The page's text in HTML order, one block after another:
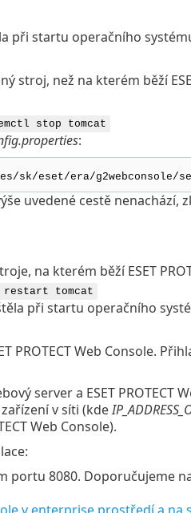
při startu operačního
stroj, než na kterém běží
stop tomcat
:
sk/eset/era/g2webconsole/
uvedené cestě nenachází,
na kterém běží ESET
restart tomcat
při startu operačního
PROTECT Web Console.
server a ESET PROTECT
v síti (kde
Web Console).
portu 8080. Doporučujeme